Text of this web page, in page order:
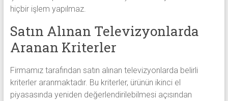
hiçbir işlem yapılmaz.
Satın Alınan Televizyonlarda
Aranan Kriterler
Firmamız tarafından satın alınan televizyonlarda belirli
kriterler aranmaktadır. Bu kriterler, ürünün ikinci el
piyasasında yeniden değerlendirilebilmesi açısından